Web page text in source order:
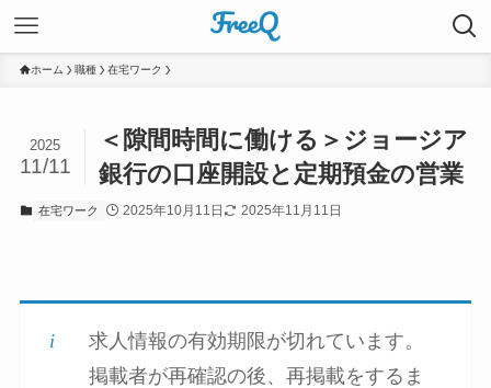
ホーム 職種 在宅ワーク
＜隙間時間に働ける＞ジョージア
銀行の口座開設と定期預金の営業
2025
11/11
在宅ワーク 2025年10月11日 2025年11月11日
求人情報の有効期限が切れています。
掲載者が再確認の後、再掲載をするま